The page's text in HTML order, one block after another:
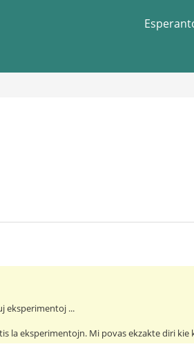
eksperimentoj ...
la eksperimentojn. Mi povas ekzakte diri kie